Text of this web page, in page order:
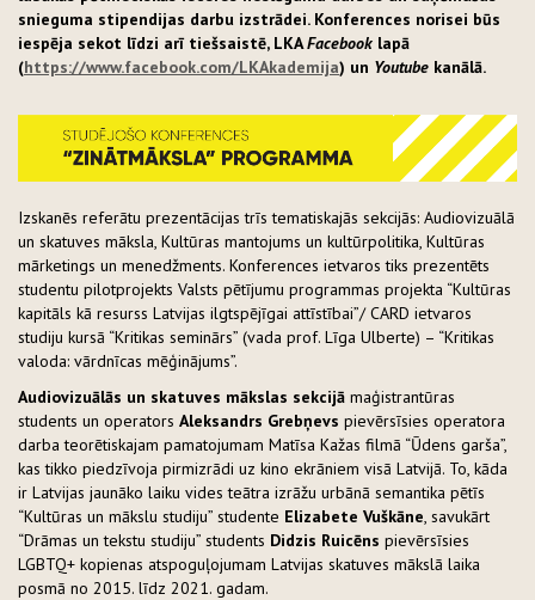
snieguma stipendijas darbu izstrādei. Konferences norisei būs
iespēja sekot līdzi arī tiešsaistē, LKAFacebook lapā
(https://www.facebook.com/LKAkademija) un Youtube kanālā.
Izskanēs referātu prezentācijas trīs tematiskajās sekcijās: Audiovizuālā
un skatuves māksla, Kultūras mantojums un kultūrpolitika, Kultūras
mārketings un menedžments. Konferences ietvaros tiks prezentēts
studentu pilotprojekts Valsts pētījumu programmas projekta “Kultūras
kapitāls kā resurss Latvijas ilgtspējīgai attīstībai”/ CARD ietvaros
studiju kursā “Kritikas seminārs” (vada prof. Līga Ulberte) – “Kritikas
valoda: vārdnīcas mēģinājums”.
Audiovizuālās un skatuves mākslas sekcijā maģistrantūras
students un operators Aleksandrs Grebņevs pievērsīsies operatora
darba teorētiskajam pamatojumam Matīsa Kažas filmā “Ūdens garša”,
kas tikko piedzīvoja pirmizrādi uz kino ekrāniem visā Latvijā. To, kāda
ir Latvijas jaunāko laiku vides teātra izrāžu urbānā semantika pētīs
“Kultūras un mākslu studiju” studente Elizabete Vuškāne, savukārt
“Drāmas un tekstu studiju” students Didzis Ruicēns pievērsīsies
LGBTQ+ kopienas atspoguļojumam Latvijas skatuves mākslā laika
posmā no 2015. līdz 2021. gadam.